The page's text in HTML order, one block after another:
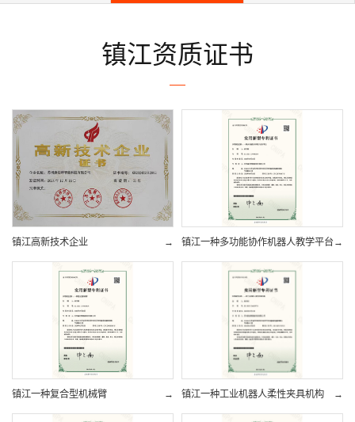
镇江资质证书
→
镇江高新技术企业 →
镇江一种多功能协作机器人教学平台
→
镇江一种复合型机械臂 →
镇江一种工业机器人柔性夹具机构